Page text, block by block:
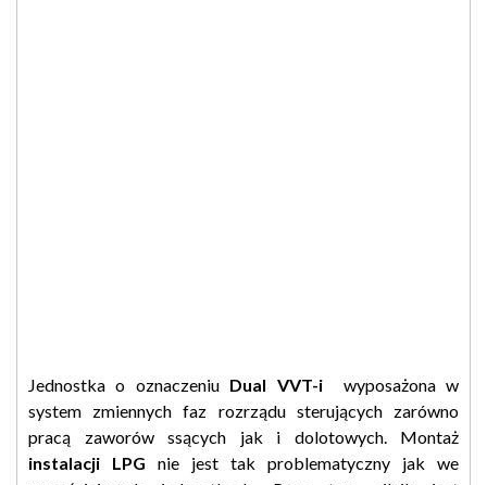
Jednostka o oznaczeniu Dual VVT-i
wyposażona w
system zmiennych faz rozrządu sterujących zarówno
pracą zaworów ssących jak i dolotowych. Montaż
instalacji LPG nie jest tak problematyczny jak we